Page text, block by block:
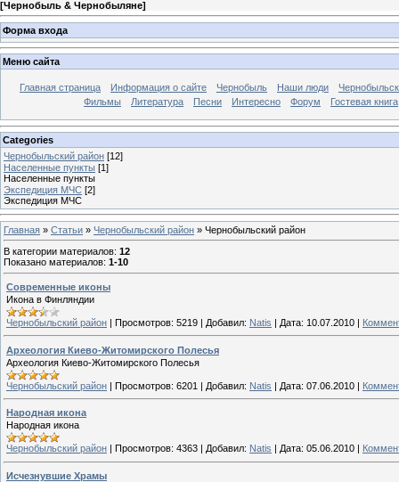
[Чернобыль & Чернобыляне]
Форма входа
Меню сайта
Главная страница Информация о сайте Чернобыль Наши люди
Фильмы
Литература Песни Интересно Форум Гостевая книга
Categories
Чернобыльский район [12]
Населенные пункты [1]
Населенные пункты
Экспедиция МЧС [2]
Экспедиция МЧС
Главная » Статьи » Чернобыльский район » Чернобыльский район
В категории материалов: 12
Показано материалов: 1-10
Современные иконы
Икона в Финляндии
Чернобыльский район | Просмотров: 5219 | Добавил: Natis | Дата: 10.07.2010 |
Археология Киево-Житомирского Полесья
Археология Киево-Житомирского Полесья
Чернобыльский район | Просмотров: 6201 | Добавил: Natis | Дата: 07.06.2010 |
Народная икона
Народная икона
Чернобыльский район Просмотров: 4363 Добавил: Natis Дата: 05.06.2010
Исчезнувшие Храмы